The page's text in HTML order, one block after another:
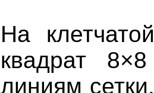
На
квадрат
линиям